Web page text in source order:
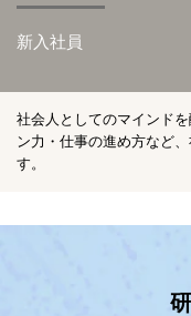
新入社員
社会人としてのマインド
ン力・仕事の進め方など
す。